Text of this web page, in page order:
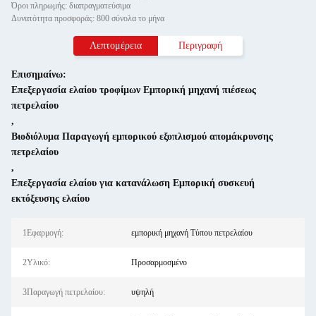
Όροι πληρωμής: διαπραγματεύσιμα
Δυνατότητα προσφοράς: 800 σύνολα το μήνα
Λεπτομέρεια Περιγραφή
Επισημαίνω:
Επεξεργασία ελαίου τροφίμων Εμπορική μηχανή πιέσεως
πετρελαίου
,
Βιοδιόλυμα Παραγωγή εμπορικού εξοπλισμού απομάκρυνσης
πετρελαίου
,
Επεξεργασία ελαίου για κατανάλωση Εμπορική συσκευή
εκτόξευσης ελαίου
1Εφαρμογή: εμπορική μηχανή Τύπου πετρελαίου
2Υλικό: Προσαρμοσμένο
3Παραγωγή πετρελαίου: υψηλή